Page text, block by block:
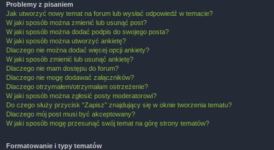
Problemy z pisaniem
Jak utworzyć nowy temat na forum lub wysłać odpowiedź w temacie?
W jaki sposób można zmienić lub usunąć post?
W jaki sposób można dodać podpis do swojego posta?
W jaki sposób można utworzyć ankietę?
Dlaczego nie można dodać więcej opcji ankiety?
W jaki sposób zmienić lub usunąć ankietę?
Dlaczego nie mam dostępu do forum?
Dlaczego nie mogę dodawać załączników?
Dlaczego otrzymałem/otrzymałam ostrzeżenie?
W jaki sposób można zgłosić posty moderatorowi?
Do czego służy przycisk “Zapisz” znajdujący się w oknie tworzenia tematu?
Dlaczego mój post musi być akceptowany?
W jaki sposób mogę przesunąć swój temat na górę strony tematów?
Formatowanie i typy tematów